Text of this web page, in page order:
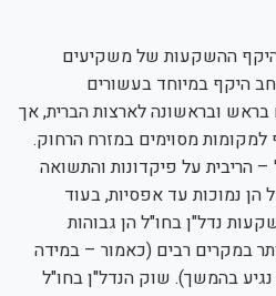
היקף ההשקעות של משקיעים
היקף במיוחד בעשורים
בראש ובראשונה לארצות הברית, אך
מסוימים במזרח הרחוק.
– הריבית על פיקדונות והתשואה
הן נמוכות עד אפסיות, בעוד
נדל"ן בחו"ל הן גבוהות
במקרים רבים (כאמור – במידה
בהמשך). שוק הנדל"ן בחו"ל